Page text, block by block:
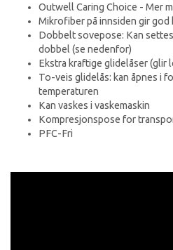
Outwell Caring Choice - Mer
Mikrofiber på innsiden gir
Dobbelt sovepose: Kan
dobbel (se nedenfor)
Ekstra kraftige glidelåser (glir
To-veis glidelås: kan åpnes i
temperaturen
Kan vaskes i vaskemaskin
Kompresjonspose for
PFC-Fri